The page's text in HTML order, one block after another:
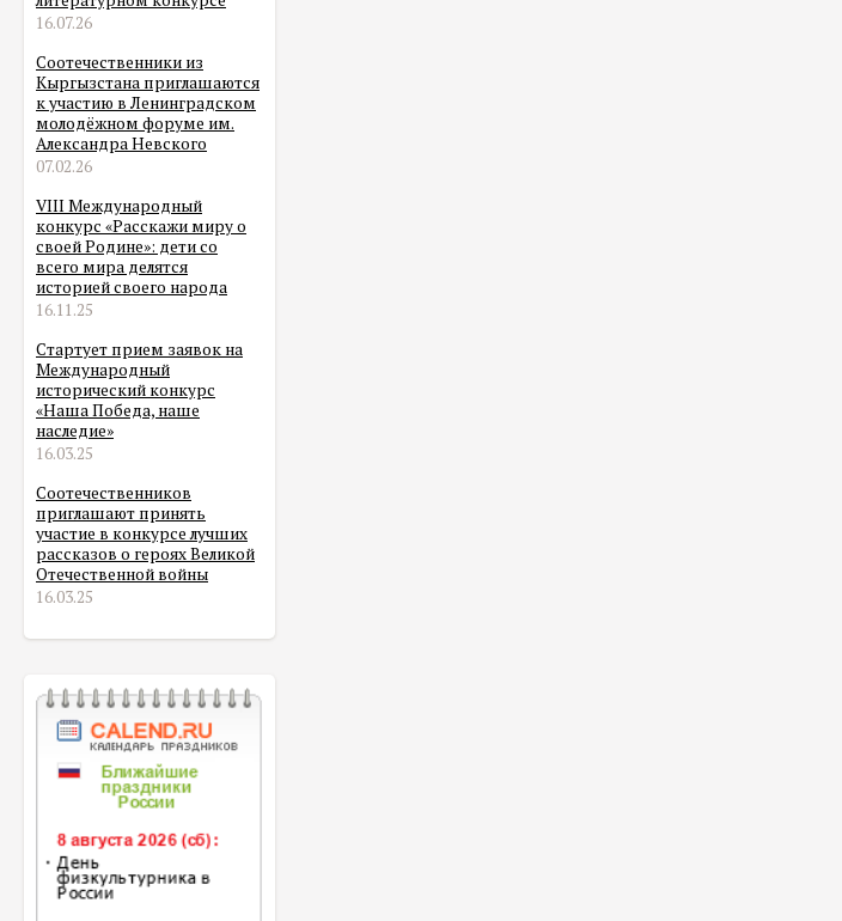
16.07.26
Соотечественники из
Кыргызстана приглашаются
к участию в Ленинградском
молодёжном форуме им.
Александра Невского
07.02.26
VIII Международный
конкурс «Расскажи миру о
своей Родине»: дети со
всего мира делятся
историей своего народа
16.11.25
Стартует прием заявок на
Международный
исторический конкурс
«Наша Победа, наше
наследие»
16.03.25
Соотечественников
приглашают принять
участие в конкурсе лучших
рассказов о героях Великой
Отечественной войны
16.03.25